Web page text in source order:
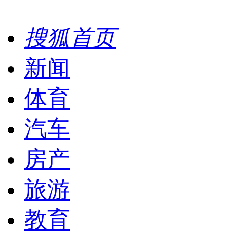
搜狐首页
新闻
体育
汽车
房产
旅游
教育